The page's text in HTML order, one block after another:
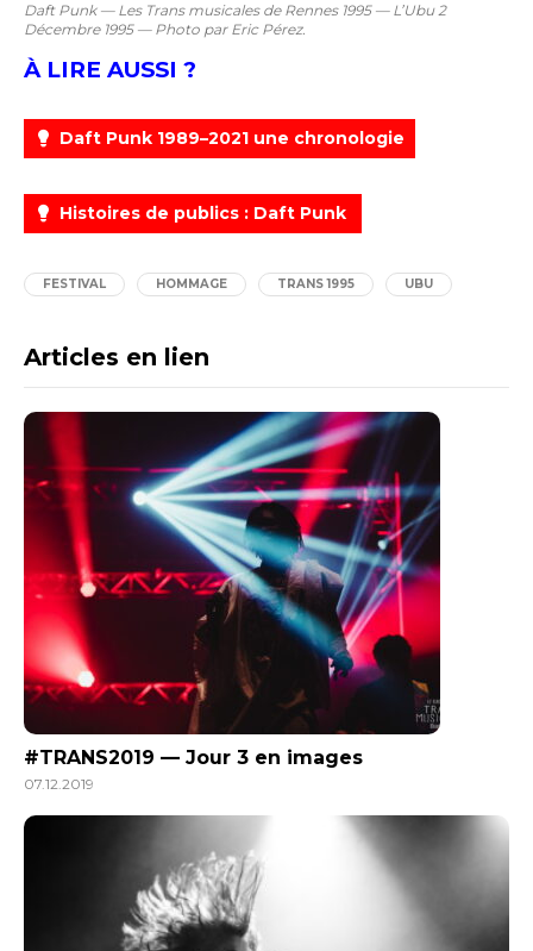
Daft Punk — Les Trans musicales de Rennes 1995 — L’Ubu 2
Décembre 1995 — Photo par Eric Pérez.
À LIRE AUSSI ?
Daft Punk 1989–2021 une chronologie
Histoires de publics : Daft Punk
FESTIVAL HOMMAGE TRANS 1995 UBU
Articles en lien
#TRANS2019 — Jour 3 en images
07.12.2019